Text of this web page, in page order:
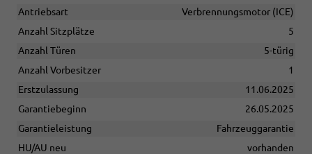
Antriebsart
Verbrennungsmotor (ICE)
Anzahl Sitzplätze
5
Anzahl Türen
5-türig
Anzahl Vorbesitzer
1
Erstzulassung
11.06.2025
Garantiebeginn
26.05.2025
Garantieleistung
Fahrzeuggarantie
HU/AU neu
vorhanden